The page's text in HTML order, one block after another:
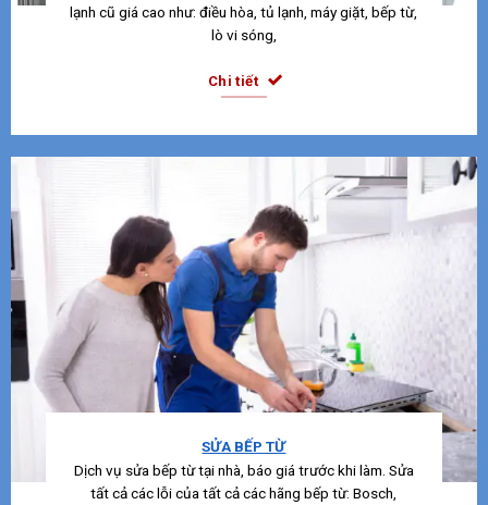
lạnh cũ giá cao như: điều hòa, tủ lạnh, máy giặt, bếp từ,
lò vi sóng,
Chi tiết
SỬA BẾP TỪ
Dịch vụ sửa bếp từ tại nhà, báo giá trước khi làm. Sửa
tất cả các lỗi của tất cả các hãng bếp từ: Bosch,